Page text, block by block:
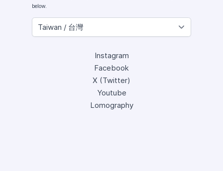
below.
Instagram
Facebook
X (Twitter)
Youtube
Lomography